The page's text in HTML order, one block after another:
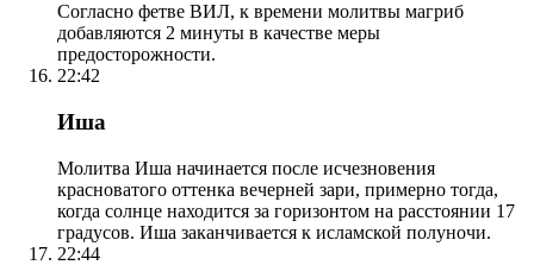
Согласно фетве ВИЛ, к времени молитвы магриб
добавляются 2 минуты в качестве меры
предосторожности.
22:42
Иша
Молитва Иша начинается после исчезновения
красноватого оттенка вечерней зари, примерно тогда,
когда солнце находится за горизонтом на расстоянии 17
градусов. Иша заканчивается к исламской полуночи.
22:44